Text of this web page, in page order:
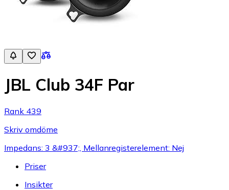
JBL Club 34F Par
Rank 439
Skriv omdöme
Impedans: 3 &#937;, Mellanregisterelement: Nej
Priser
Insikter